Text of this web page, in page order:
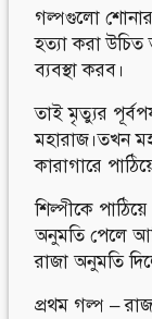
গল্পগুলো
হত্যা করা উচিত
ব্যবস্থা করব।
তাই মৃত্যুর
মহারাজ।তখন
কারাগারে
শিল্পীকে
অনুমতি পেলে
রাজা অনুমতি
প্রথম গল্প –